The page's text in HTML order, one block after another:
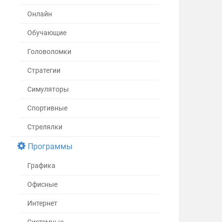
Онлайн
Обучающие
Головоломки
Стратегии
Симуляторы
Спортивные
Стрелялки
Программы
Графика
Офисные
Интернет